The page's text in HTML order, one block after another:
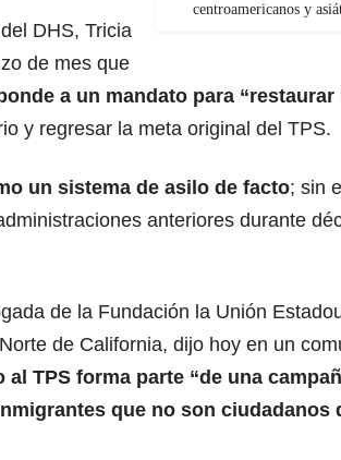
centroamericanos y
DHS, Tricia
de mes que
a un mandato para “restaurar
y regresar la meta original del TPS.
un sistema de asilo de facto; sin
anteriores durante
de la Fundación la Unión
de California, dijo hoy en un
al TPS forma parte “de una
que no son ciudadanos